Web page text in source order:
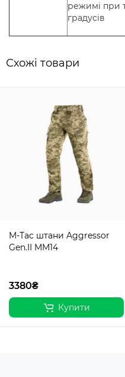
режимі при
градусів
Схожi товари
M-Tac штани Aggressor
Gen.II MM14
3380₴
Купити